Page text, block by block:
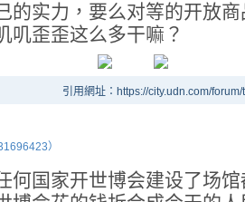
的实力，要么对等的开放
叽歪歪这么多干嘛？
引用網址：https://city.udn.com/
）
何国家开世博会建设了场